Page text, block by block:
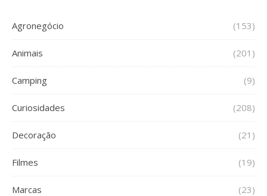
Agronegócio (153)
Animais (201)
Camping (9)
Curiosidades (208)
Decoração (21)
Filmes (19)
Marcas (23)